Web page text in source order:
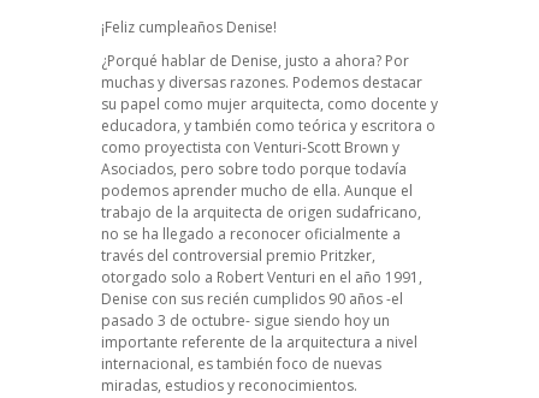
¡Feliz cumpleaños Denise!
¿Porqué hablar de Denise, justo a ahora? Por
muchas y diversas razones. Podemos destacar
su papel como mujer arquitecta, como docente y
educadora, y también como teórica y escritora o
como proyectista con Venturi-Scott Brown y
Asociados, pero sobre todo porque todavía
podemos aprender mucho de ella. Aunque el
trabajo de la arquitecta de origen sudafricano,
no se ha llegado a reconocer oficialmente a
través del controversial premio Pritzker,
otorgado solo a Robert Venturi en el año 1991,
Denise con sus recién cumplidos 90 años -el
pasado 3 de octubre- sigue siendo hoy un
importante referente de la arquitectura a nivel
internacional, es también foco de nuevas
miradas, estudios y reconocimientos.